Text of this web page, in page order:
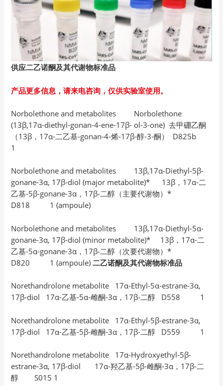
供应二乙诺酮及其代谢物标准品
产品更多信息，请来电咨询，仅供实验室使用。
Norbolethone and metabolites Norbolethone
(13β,17α-diethyl-gonan-4-ene-17β- ol-3-one) 去甲硼乙酮
（13β，17α-二乙基-gonan-4-烯-17β-醇-3-酮） D825b
1
Norbolethone and metabolites 13β,17α-Diethyl-5β-
gonane-3α, 17β-diol (major metabolite)* 13β，17α-二
乙基-5β-gonane-3α，17β-二醇（主要代谢物）*
D818 1 (ampoule)
Norbolethone and metabolites 13β,17α-Diethyl-5α-
gonane-3α, 17β-diol (minor metabolite)* 13β，17α-二
乙基-5α-gonane-3α，17β-二醇（次要代谢物）*
D820 1 (ampoule)二乙诺酮及其代谢物标准品
Norethandrolone metabolite 17α-Ethyl-5α-estrane-3α,
17β-diol 17α-乙基-5α-雌酮-3α，17β-二醇 D558 1
Norethandrolone metabolite 17α-Ethyl-5β-estrane-3α,
17β-diol 17α-乙基-5β-雌酮-3α，17β-二醇 D559 1
Norethandrolone metabolite 17α-Hydroxyethyl-5β-
estrane-3α, 17β-diol 17α-羟乙基-5β-雌酮-3α，17β-二
醇 S015 1